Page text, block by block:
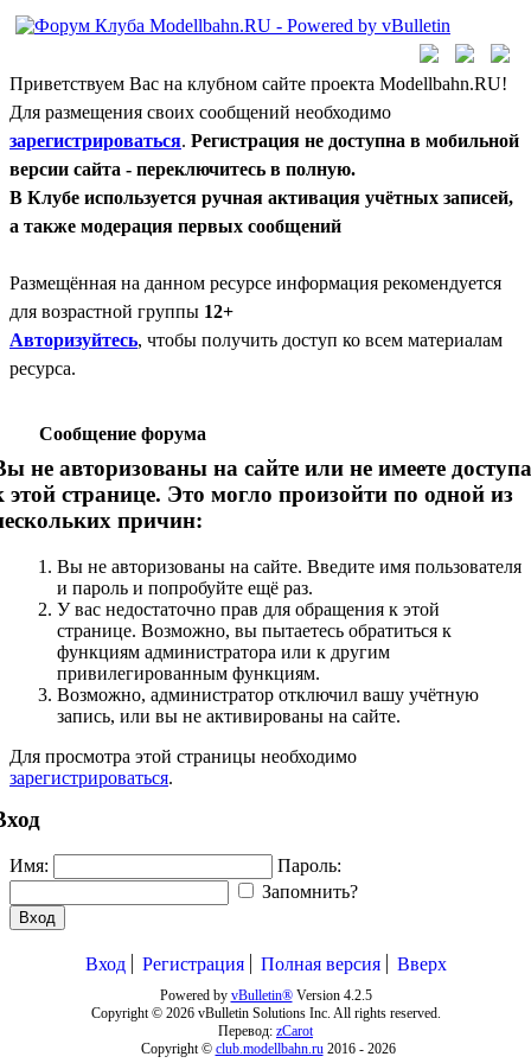
Приветствуем Вас на клубном сайте проекта Modellbahn.RU!
Для размещения своих сообщений необходимо
зарегистрироваться. Регистрация не доступна в мобильной
версии сайта - переключитесь в полную.
В Клубе используется ручная активация учётных записей,
а также модерация первых сообщений
Размещённая на данном ресурсе информация рекомендуется
для возрастной группы 12+
Авторизуйтесь, чтобы получить доступ ко всем материалам
ресурса.
Сообщение форума
не авторизованы на сайте или не имеете доступа
этой странице. Это могло произойти по одной из
причин:
Вы не авторизованы на сайте. Введите имя пользователя
и пароль и попробуйте ещё раз.
У вас недостаточно прав для обращения к этой
странице. Возможно, вы пытаетесь обратиться к
функциям администратора или к другим
привилегированным функциям.
Возможно, администратор отключил вашу учётную
запись, или вы не активированы на сайте.
Для просмотра этой страницы необходимо
зарегистрироваться.
Имя:
Пароль:
Запомнить?
Вход
Вход Регистрация Полная версия Вверх
Powered by vBulletin®Version 4.2.5
Copyright © 2026 vBulletin Solutions Inc. All rights reserved.
Перевод: zCarot
Copyright © club.modellbahn.ru2016 - 2026